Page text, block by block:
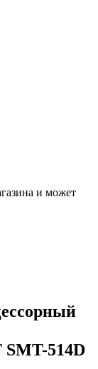
и может
SMT-514D